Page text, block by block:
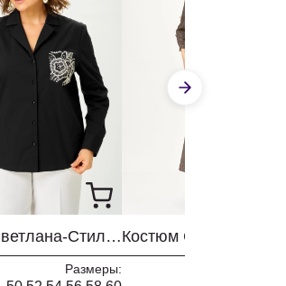
Блузка Светлана-Стиль 2168 черный + вышивка
Размеры: